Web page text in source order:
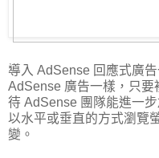
導入 AdSense 回應式廣
AdSense 廣告一樣，只要
待 AdSense 團隊能進一
以水平或垂直的方式瀏覽
變。